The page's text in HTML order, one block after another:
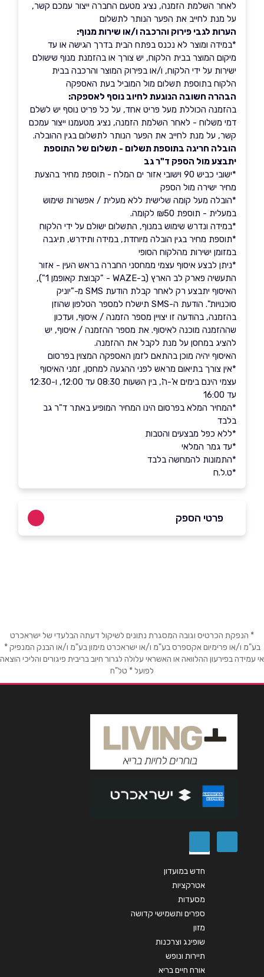
לאחר השלמת הזמנה, נציג מטעם החברה ייצור עמכם קשר,
על מנת לחייב את הפער הנותר לתשלום
הערות לגבי פירוק והרכבה ו/או שירות מנוף:
*במידה ומוצר לא נכנס בפתח הבית בדרך הגישה או עד
מיקום המוצר בבית הלקוח, יש צורך או בהזמנת מנוף שישולם
ישירות על ידי הלקוח, ו/או בפירוק המוצר והרכבה בבית
הלקוח בתוספת תשלום מול המוביל בעת האספקה
הבהרה חשובה הנוגעת לחיוב נוסף לאספקה:
בהזמנה הכוללת מעל פריט אחד, על כל פריט נוסף יש לשלם
דמי משלוח - לאחר השלמת הזמנה, נציג מטעמנו ייצור עמכם
קשר, על מנת לחייב את הפער הנותר לתשלום בגין ההובלה.
הובלה חריגה בתוספת תשלום - תשלום של התוספת
יתבצע מול הספק ד"ר גב
*ישובי כביש 90 וישובי אזור ים המלח - תוספת מחיר בהצעת
מחיר ישירה מול הספק
*הובלה מעל קומה שלישית ללא מעלית / אפשרות שימוש
במעלית - תוספת ₪50 לקומה.
*במידה ונדרש שימוש במנוף, התשלום ישולם על ידי הלקוח
*תוספת מחיר בגין הובלה מיוחדת, במידה ותידרש, תיגבה
במזומן ישירות מהלקוח הסופי
*ניתן לבצע איסוף עצמי ממחסני החברה בראש העין - אזור
התעשיה פארק לב הארץ (ב-WAZE - "קבוצת קאופמן 1"),
האיסוף יתבצע רק לאחר קבלת הודעת SMS מ-"יוניק
סוכנויות". הודעת ה-SMS תישלח למספר הטלפון שהוזן
בהזמנה, בהודעה זו יצויין מספר הזמנה / איסוף, ועדכון
שההזמנה מוכנה לאיסוף. את מספר ההזמנה / איסוף, יש
להציג במחסן על מנת לקבל את ההזמנה.
האיסוף יהיה מוכן בהתאם לזמן האספקה המצוין בפרסום
*אין צורך בתיאום מראש לפני ההגעה למחסן, זמני האיסוף
עצמי הינם בימים א'-ה', בין השעות 08:30 עד 12:00, ו-12:30
עד 16:00
*המחיר המלא בפרסום הינו המחיר המופיע באתר ד"ר גב
בלבד
*ללא כפל מבצעים והטבות
*עד גמר המלאי
*התמונות להמחשה בלבד
*ט.ל.ח
פרטי הספק
שם מלא*
אימייל
אנא חזרו אלי בקשר ל...
הודעה
* הנפקת הכרטיס וגובה המסגרת נתונים לשיקול דעתה הבלעדי של ישראכרט
בע"מ ו/או פרימיום אקספרס בע"מ ו/או ישראכרט מימון בע"מ ו/או הבנק המנפיק *
אי עמידה בפירעון ההלוואה או האשראי עלולה לגרור חיוב בריבית פיגורים והליכי הוצאה
לפועל * טל"ח
חדש במועדון
אטרקציות
מסעדות
ספרים ותשמישי קדושה
מזון
שופינג וצרכנות
תיירות ונופש
אורח חיים בריא